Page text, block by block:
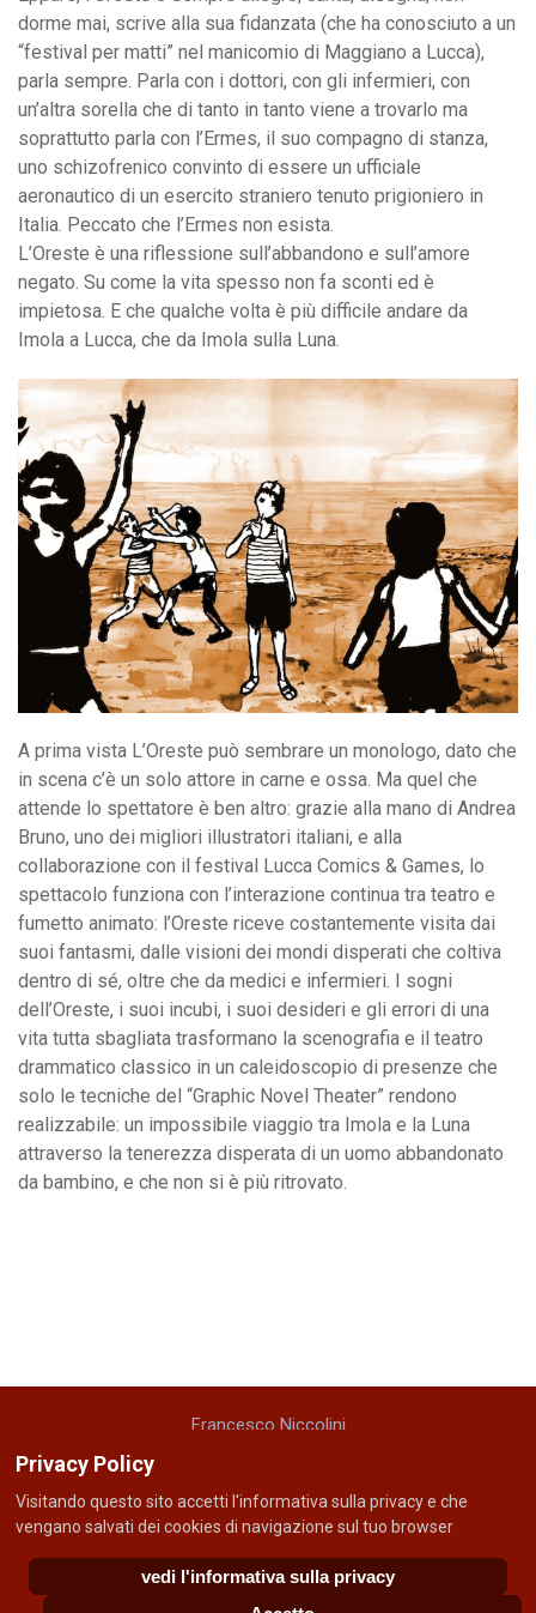
dorme mai, scrive alla sua fidanzata (che ha conosciuto a un
“festival per matti” nel manicomio di Maggiano a Lucca),
parla sempre. Parla con i dottori, con gli infermieri, con
un’altra sorella che di tanto in tanto viene a trovarlo ma
soprattutto parla con l’Ermes, il suo compagno di stanza,
uno schizofrenico convinto di essere un ufficiale
aeronautico di un esercito straniero tenuto prigioniero in
Italia. Peccato che l’Ermes non esista.
L’Oreste è una riflessione sull’abbandono e sull’amore
negato. Su come la vita spesso non fa sconti ed è
impietosa. E che qualche volta è più difficile andare da
Imola a Lucca, che da Imola sulla Luna.
A prima vista L’Oreste può sembrare un monologo, dato che
in scena c’è un solo attore in carne e ossa. Ma quel che
attende lo spettatore è ben altro: grazie alla mano di Andrea
Bruno, uno dei migliori illustratori italiani, e alla
collaborazione con il festival Lucca Comics & Games, lo
spettacolo funziona con l’interazione continua tra teatro e
fumetto animato: l’Oreste riceve costantemente visita dai
suoi fantasmi, dalle visioni dei mondi disperati che coltiva
dentro di sé, oltre che da medici e infermieri. I sogni
dell’Oreste, i suoi incubi, i suoi desideri e gli errori di una
vita tutta sbagliata trasformano la scenografia e il teatro
drammatico classico in un caleidoscopio di presenze che
solo le tecniche del “Graphic Novel Theater” rendono
realizzabile: un impossibile viaggio tra Imola e la Luna
attraverso la tenerezza disperata di un uomo abbandonato
da bambino, e che non si è più ritrovato.
Francesco Niccolini
email: f r a n i c c o @ g m a i l . c o m
© 2026 MaxPac webmaster.WarpTheme
Privacy policy
Privacy Policy
Visitando questo sito accetti l'informativa sulla privacy e che
vengano salvati dei cookies di navigazione sul tuo browser
vedi l'informativa sulla privacy